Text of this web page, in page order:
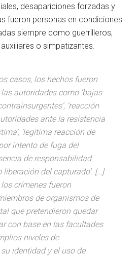
desapariciones forzadas y
fueron personas en condiciones
siempre como guerrilleros,
o simpatizantes.
casos, los hechos fueron
autoridades como ‘bajas
‘reacción
ante la resistencia
‘legítima reacción de
intento de fuga del
de responsabilidad
del capturado’. […]
crímenes fueron
de organismos de
que pretendieron quedar
con base en las facultades
niveles de
identidad y el uso de